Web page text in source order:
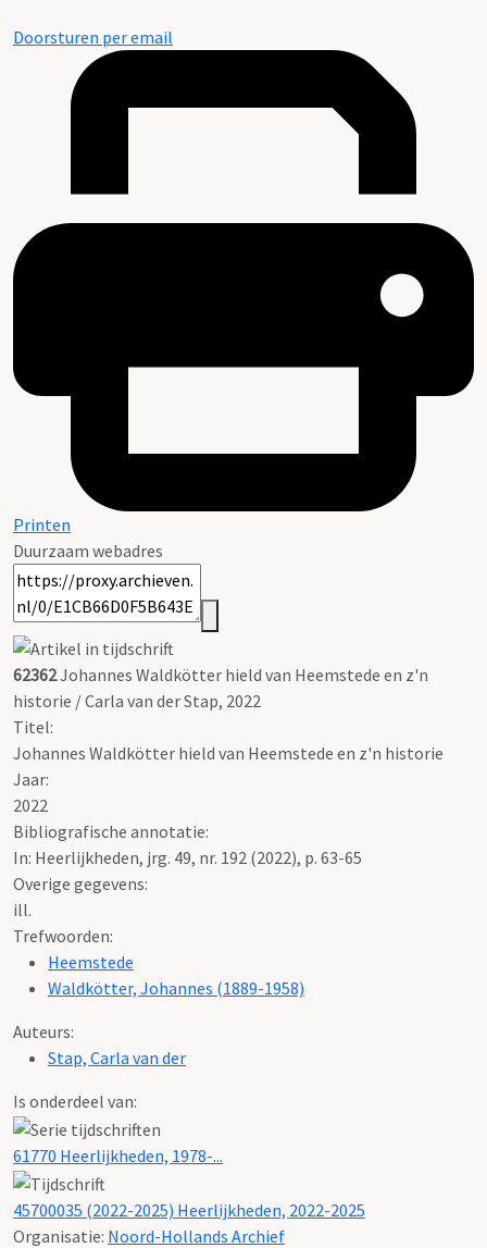
Doorsturen per email
Printen
Duurzaam webadres
62362Johannes Waldkötter hield van Heemstede en z'n
historie / Carla van der Stap, 2022
Titel:
Johannes Waldkötter hield van Heemstede en z'n historie
Jaar:
2022
Bibliografische annotatie:
In: Heerlijkheden, jrg. 49, nr. 192 (2022), p. 63-65
Overige gegevens:
ill.
Trefwoorden:
Heemstede
Waldkötter, Johannes (1889-1958)
Auteurs:
Stap, Carla van der
Is onderdeel van:
61770 Heerlijkheden, 1978-...
45700035 (2022-2025) Heerlijkheden, 2022-2025
Organisatie: Noord-Hollands Archief